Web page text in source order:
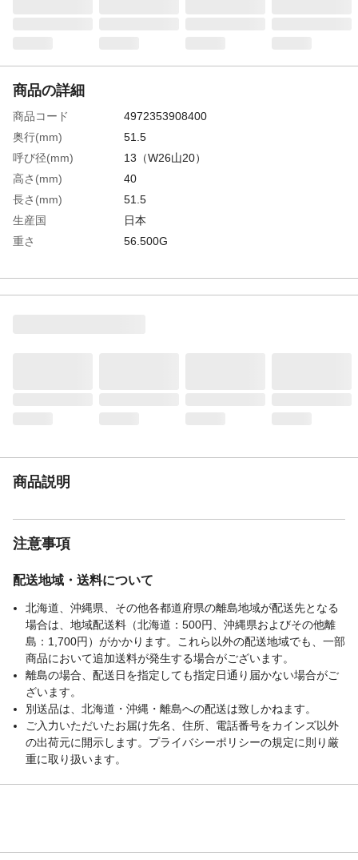
商品の詳細
商品コード
4972353908400
奥行(mm)
51.5
呼び径(mm)
13（W26山20）
高さ(mm)
40
長さ(mm)
51.5
生産国
日本
重さ
56.500G
商品説明
注意事項
配送地域・送料について
北海道、沖縄県、その他各都道府県の離島地域が配送先となる
場合は、地域配送料（北海道：500円、沖縄県およびその他離
島：1,700円）がかかります。これら以外の配送地域でも、一部
商品において追加送料が発生する場合がございます。
離島の場合、配送日を指定しても指定日通り届かない場合がご
ざいます。
別送品は、北海道・沖縄・離島への配送は致しかねます。
ご入力いただいたお届け先名、住所、電話番号をカインズ以外
の出荷元に開示します。プライバシーポリシーの規定に則り厳
重に取り扱います。